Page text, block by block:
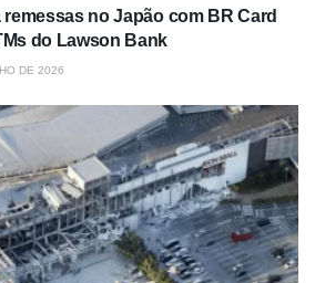
remessas no Japão com BR Card
do Lawson Bank
DE 2026